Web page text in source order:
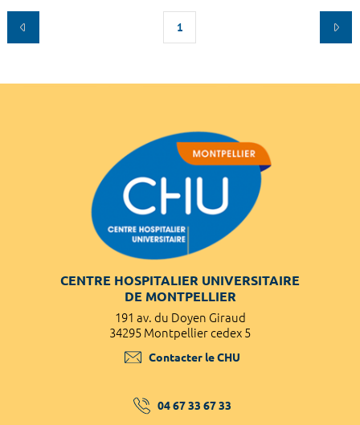
1
CENTRE HOSPITALIER UNIVERSITAIRE
DE MONTPELLIER
191 av. du Doyen Giraud
34295 Montpellier cedex 5
Contacter le CHU
04 67 33 67 33